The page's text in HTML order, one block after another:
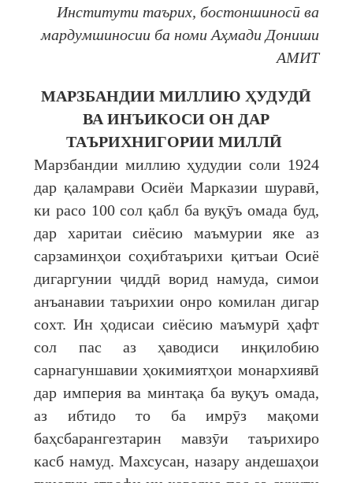
Институти таърих, бостоншиносӣ ва
мардумшиносии ба номи Аҳмади Дониши
АМИТ
МАРЗБАНДИИ МИЛЛИЮ ҲУДУДӢ
ВА ИНЪИКОСИ ОН ДАР
ТАЪРИХНИГОРИИ МИЛЛӢ
Марзбандии миллию ҳудудии соли 1924
дар қаламрави Осиёи Марказии шуравӣ,
ки расо 100 сол қабл ба вуқӯъ омада буд,
дар харитаи сиёсию маъмурии яке аз
сарзаминҳои соҳибтаърихи қитъаи Осиё
дигаргунии ҷиддӣ ворид намуда, симои
анъанавии таърихии онро комилан дигар
сохт. Ин ҳодисаи сиёсию маъмурӣ ҳафт
сол пас аз ҳаводиси инқилобию
сарнагуншавии ҳокимиятҳои монархиявӣ
дар империя ва минтақа ба вуқуъ омада,
аз ибтидо то ба имрӯз мақоми
баҳсбарангезтарин мавзӯи таърихиро
касб намуд. Махсусан, назару андешаҳои